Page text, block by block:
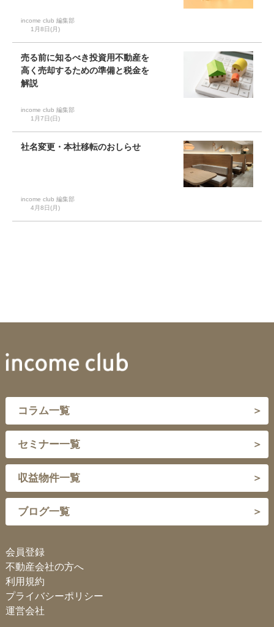
income club 編集部
1月8日(月)
売る前に知るべき投資用不動産を
高く売却するための準備と税金を
解説
income club 編集部
1月7日(日)
社名変更・本社移転のおしらせ
income club 編集部
4月8日(月)
コラム一覧
セミナー一覧
収益物件一覧
ブログ一覧
会員登録
不動産会社の方へ
利用規約
プライバシーポリシー
運営会社